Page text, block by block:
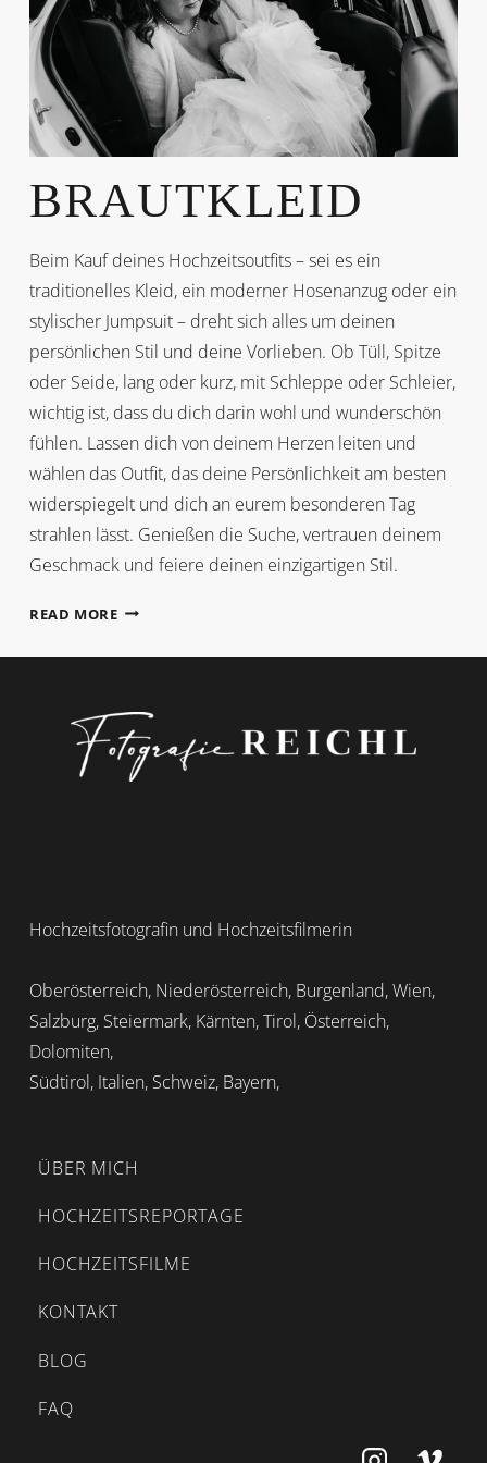
BRAUTKLEID
Beim Kauf deines Hochzeitsoutfits – sei es ein
traditionelles Kleid, ein moderner Hosenanzug oder ein
stylischer Jumpsuit – dreht sich alles um deinen
persönlichen Stil und deine Vorlieben. Ob Tüll, Spitze
oder Seide, lang oder kurz, mit Schleppe oder Schleier,
wichtig ist, dass du dich darin wohl und wunderschön
fühlen. Lassen dich von deinem Herzen leiten und
wählen das Outfit, das deine Persönlichkeit am besten
widerspiegelt und dich an eurem besonderen Tag
strahlen lässt. Genießen die Suche, vertrauen deinem
Geschmack und feiere deinen einzigartigen Stil.
READ MOREBRAUTKLEID
Hochzeitsfotografin und Hochzeitsfilmerin
Oberösterreich, Niederösterreich, Burgenland, Wien,
Salzburg, Steiermark, Kärnten, Tirol, Österreich,
Dolomiten,
Südtirol, Italien, Schweiz, Bayern,
ÜBER MICH
HOCHZEITSREPORTAGE
HOCHZEITSFILME
KONTAKT
BLOG
FAQ